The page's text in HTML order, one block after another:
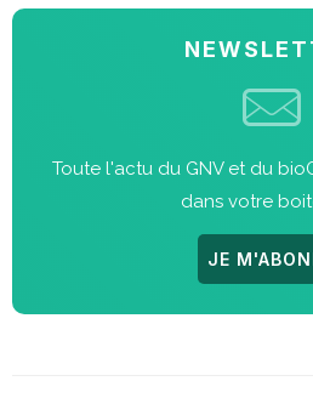
Toute l'actu du GNV et du
dans votre
JE